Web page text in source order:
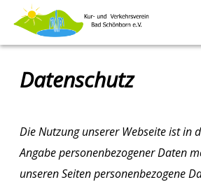
Datenschutz
Die Nutzung unserer Webseite ist in
Angabe personenbezogener Daten
unseren Seiten personenbezogene